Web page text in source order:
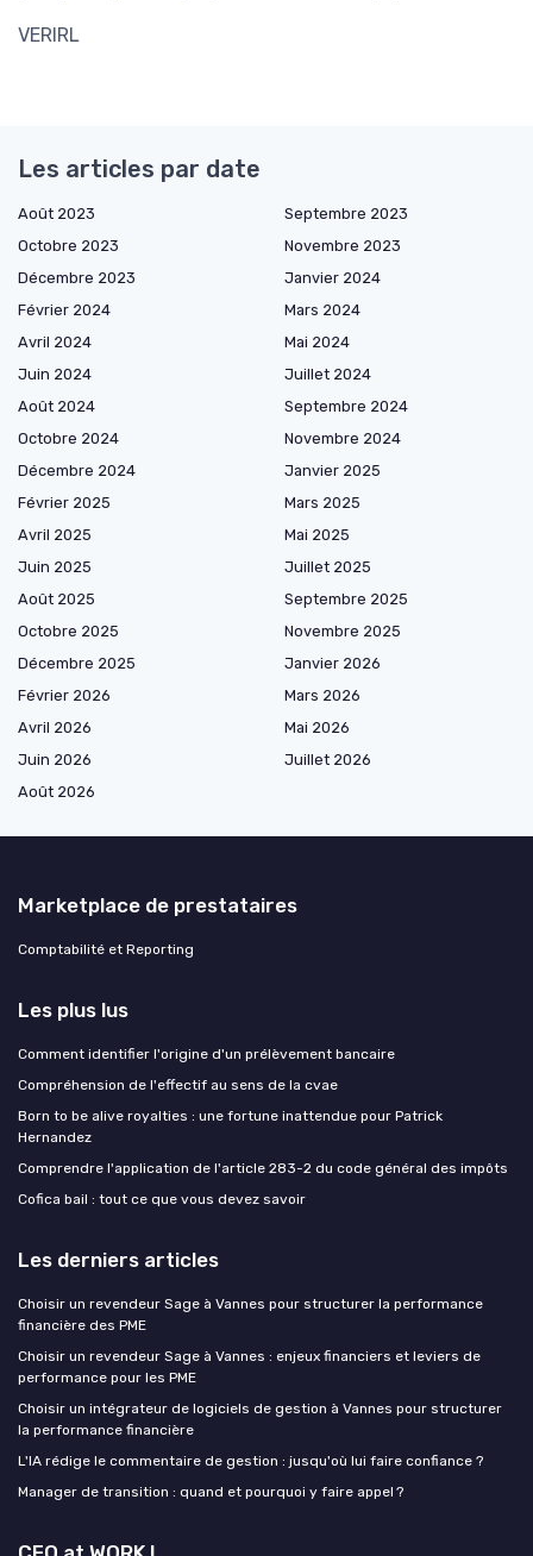
VERIRL
Les articles par date
Août 2023
Septembre 2023
Octobre 2023
Novembre 2023
Décembre 2023
Janvier 2024
Février 2024
Mars 2024
Avril 2024
Mai 2024
Juin 2024
Juillet 2024
Août 2024
Septembre 2024
Octobre 2024
Novembre 2024
Décembre 2024
Janvier 2025
Février 2025
Mars 2025
Avril 2025
Mai 2025
Juin 2025
Juillet 2025
Août 2025
Septembre 2025
Octobre 2025
Novembre 2025
Décembre 2025
Janvier 2026
Février 2026
Mars 2026
Avril 2026
Mai 2026
Juin 2026
Juillet 2026
Août 2026
Marketplace de prestataires
Comptabilité et Reporting
Les plus lus
Comment identifier l'origine d'un prélèvement bancaire
Compréhension de l'effectif au sens de la cvae
Born to be alive royalties : une fortune inattendue pour Patrick
Hernandez
Comprendre l'application de l'article 283-2 du code général des impôts
Cofica bail : tout ce que vous devez savoir
Les derniers articles
Choisir un revendeur Sage à Vannes pour structurer la performance
financière des PME
Choisir un revendeur Sage à Vannes : enjeux financiers et leviers de
performance pour les PME
Choisir un intégrateur de logiciels de gestion à Vannes pour structurer
la performance financière
L'IA rédige le commentaire de gestion : jusqu'où lui faire confiance ?
Manager de transition : quand et pourquoi y faire appel ?